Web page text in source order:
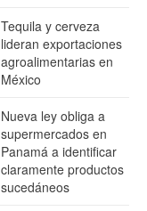
Tequila y cerveza
lideran exportaciones
agroalimentarias en
México
Nueva ley obliga a
supermercados en
Panamá a identificar
claramente productos
sucedáneos